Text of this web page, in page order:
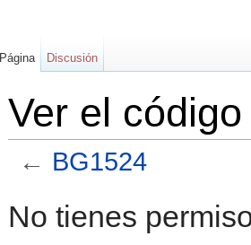
Ver el
← BG1524
No tienes
Página Discusión